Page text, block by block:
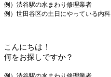
例）渋谷駅の水まわり修理業者
例）世田谷区の土日にやっている内科
こんにちは！
何をお探しですか？
例）渋谷駅の水まわり修理業者